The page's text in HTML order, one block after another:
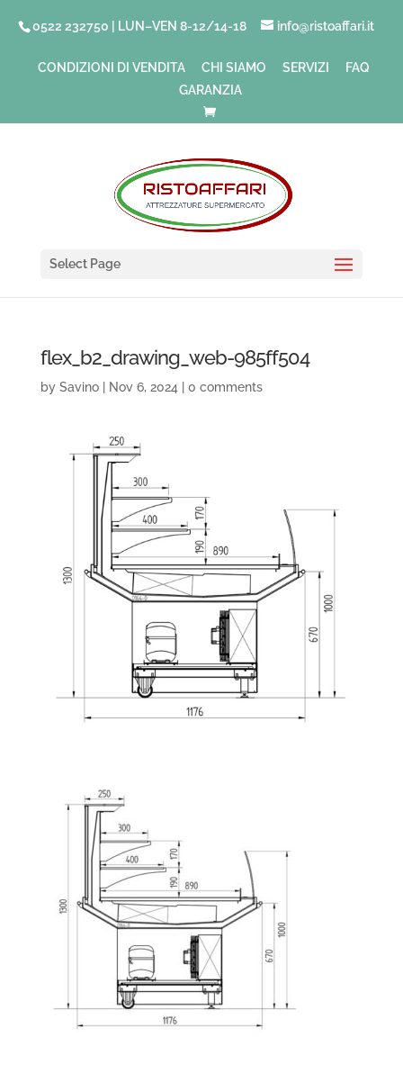
0522 232750 | LUN–VEN 8-12/14-18 info@ristoaffari.it
CONDIZIONI DI VENDITA CHI SIAMO SERVIZI
FAQ
GARANZIA
Select Page
flex_b2_drawing_web-985ff504
by Savino| Nov 6, 2024 0 comments